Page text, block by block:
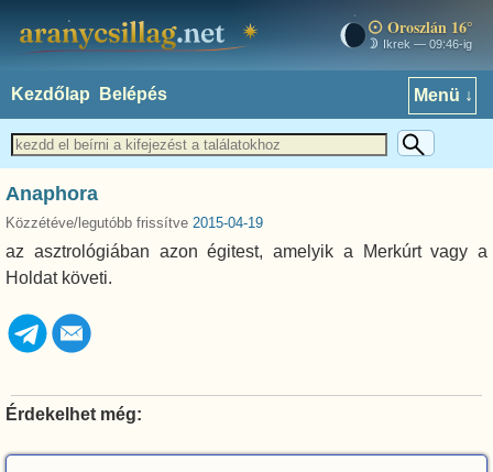
aranycsillag.net Oroszlán 16°
Ikrek — 09:46-ig
Kezdőlap Belépés Menü ↓
Anaphora
Közzétéve/legutóbb frissítve 2015-04-19
az asztrológiában azon égitest, amelyik a Merkúrt vagy a
Holdat követi.
Érdekelhet még: